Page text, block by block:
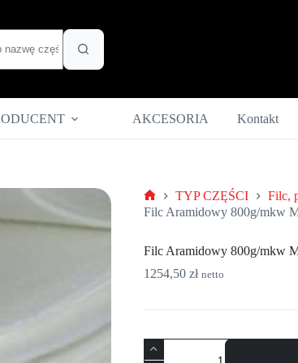
AKCESORIA Kontakt
Strona
TYP CZĘŚCI
Filc,
Filc Aramidowy 800g/mkw
Filc Aramidowy 800g/mkw
1254,50 zł netto
ilość
Filc